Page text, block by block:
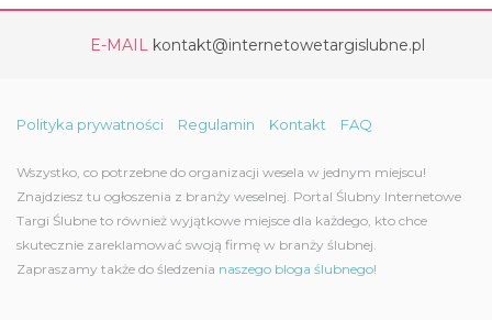
E-MAIL kontakt@internetowetargislubne.pl
Polityka prywatności Regulamin Kontakt FAQ
Wszystko, co potrzebne do organizacji wesela w jednym miejscu!
Znajdziesz tu ogłoszenia z branży weselnej. Portal Ślubny Internetowe
Targi Ślubne to również wyjątkowe miejsce dla każdego, kto chce
skutecznie zareklamować swoją firmę w branży ślubnej.
Zapraszamy także do śledzenia naszego bloga ślubnego!